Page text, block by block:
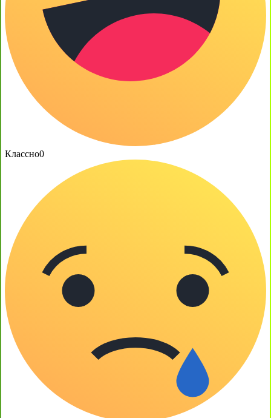
Классно0